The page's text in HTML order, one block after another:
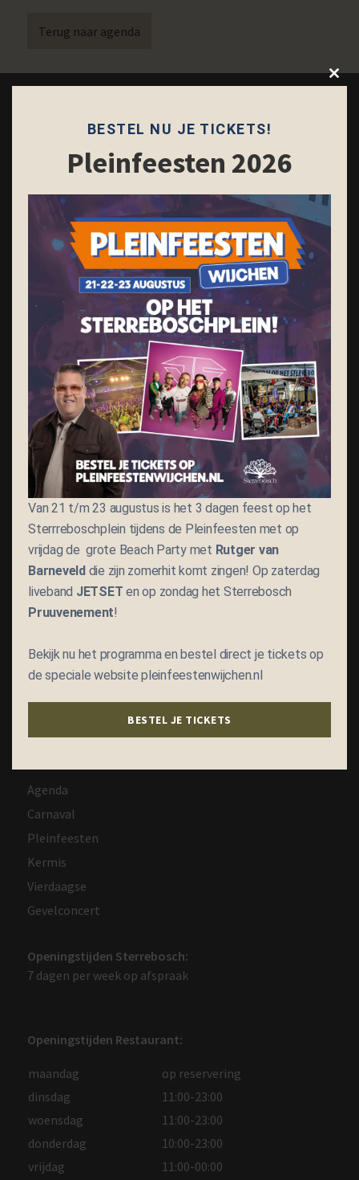
Terug naar agenda
Nieuwsbrief ontvangen?
Naam
Restaurant
Feesten
Catering
Condoleance
Overnachten
Vergaderen
Vacatures
Bruiloft
Kleine feestlocatie
Uit eten
Groepen
Agenda
Carnaval
Pleinfeesten
Kermis
Vierdaagse
Gevelconcert
Openingstijden Sterrebosch:
7 dagen per week op afspraak
Openingstijden Restaurant:
maandag
op reservering
dinsdag
11:00-23:00
woensdag
11:00-23:00
donderdag
10:00-23:00
vrijdag
11:00-00:00
Close
BESTEL NU JE TICKETS!
Pleinfeesten 2026
Van 21 t/m 23 augustus is het 3 dagen feest op het
Sterrreboschplein tijdens de Pleinfeesten met op
vrijdag de grote Beach Party met Rutger van
Barnevelddie zijn zomerhit komt zingen! Op zaterdag
liveband JETSET en op zondag het Sterrebosch
Pruuvenement!
Bekijk nu het programma en bestel direct je tickets op
de speciale website pleinfeestenwijchen.nl
BESTEL JE TICKETS